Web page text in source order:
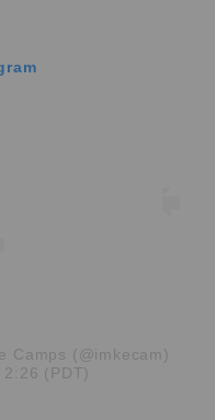
Camps (@imkecam)
(PDT)